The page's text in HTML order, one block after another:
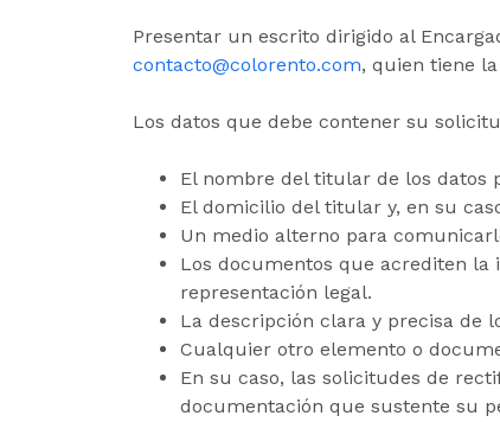
Presentar un escrito dirigido al
contacto@colorento.com, quien tiene
Los datos que debe contener su
El nombre del titular de los datos
El domicilio del titular y, en su
Un medio alterno para
Los documentos que acrediten la
representación legal.
La descripción clara y precisa de
Cualquier otro elemento o
En su caso, las solicitudes de
documentación que sustente su